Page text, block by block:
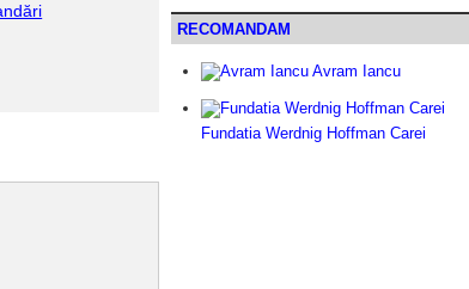
RECOMANDAM
Avram Iancu
Fundatia Werdnig Hoffman Carei